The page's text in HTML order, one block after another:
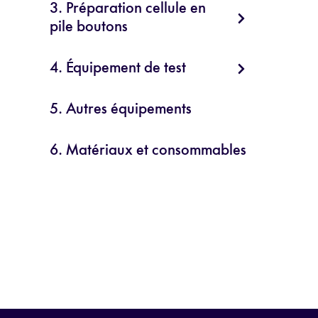
3. Préparation cellule en
pile boutons
4. Équipement de test
5. Autres équipements
6. Matériaux et consommables